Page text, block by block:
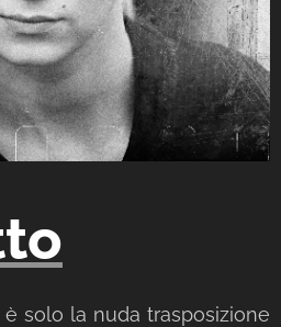
solo la nuda trasposizione